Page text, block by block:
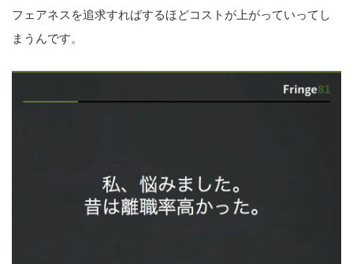
フェアネスを追求すればするほどコストが上がっていってし
まうんです。